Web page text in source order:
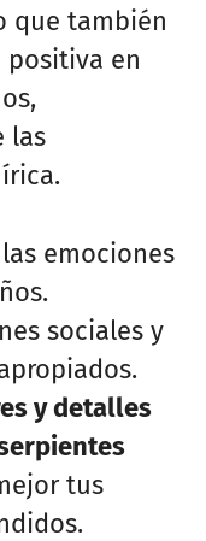
que también
en
las
emociones
sociales y
y detalles
tus